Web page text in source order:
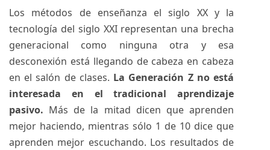
Los métodos de enseñanza el siglo XX y la
tecnología del siglo XXI representan una brecha
generacional como ninguna otra y esa
desconexión está llegando de cabeza en cabeza
en el salón de clases. La Generación Z no está
interesada en el tradicional aprendizaje
pasivo. Más de la mitad dicen que aprenden
mejor haciendo, mientras sólo 1 de 10 dice que
aprenden mejor escuchando. Los resultados de